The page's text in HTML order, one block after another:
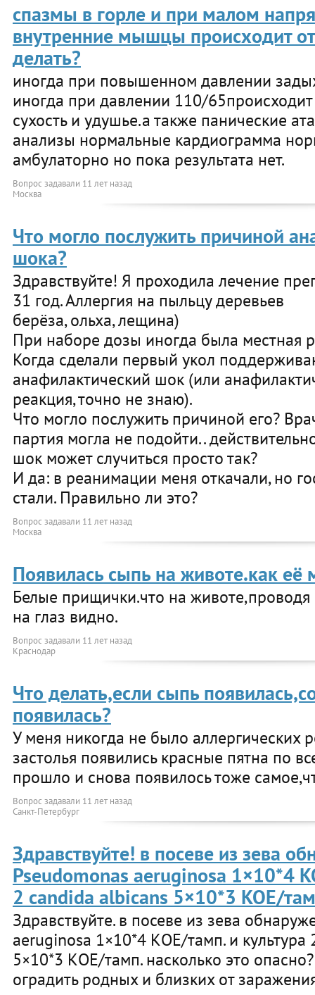
спазмы в горле и при малом
внутренние мышцы происходит
делать?
иногда при повышенном давлении
иногда при давлении 110/
сухость и удушье.а также панические
анализы нормальные кардиограмма
амбулаторно но пока результата нет.
Вопрос задавали 11 лет назад
Москва
Что могло послужить причиной
шока?
Здравствуйте! Я проходила лечение
31 год. Аллергия на пыльцу деревьев
берёза, ольха, лещина)
При наборе дозы иногда была местная
Когда сделали первый укол
анафилактический шок (или
реакция, точно не знаю).
Что могло послужить причиной его?
партия могла не подойти..
шок может случиться просто так?
И да: в реанимации меня откачали, но
стали. Правильно ли это?
Вопрос задавали 11 лет назад
Москва
Появилась сыпь на животе.как
Белые прищички.что на животе,проводя
на глаз видно.
Вопрос задавали 11 лет назад
Краснодар
Что делать,если сыпь
появилась?
У меня никогда не было аллергических
застолья появились красные пятна по
прошло и снова появилось тоже
Вопрос задавали 11 лет назад
Санкт-Петербург
Здравствуйте! в посеве из зева
Pseudomonas aeruginosa 1×10*4
2 candida albicans 5×10*3 КОЕ/
Здравствуйте. в посеве из зева
aeruginosa 1×10*4 КОЕ/тамп. и культура
5×10*3 КОЕ/тамп. насколько это
оградить родных и близких от